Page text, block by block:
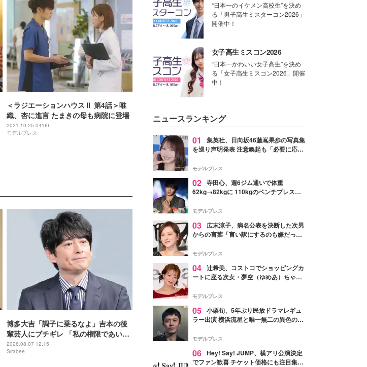
＜ラジエーションハウスⅡ 第4話＞唯
織、杏に進言 たまきの母も病院に登場
2021.10.25 04:00
モデルプレス
博多大吉「調子に乗るなよ」吉本の後
輩芸人にブチギレ 「私の権限であい
つ…」「もう、許さない」
2026.08.07 12:15
Sirabee
“日本一のイケメン高校生”を決め
る「男子高生ミスターコン2026」
開催中！
女子高生ミスコン2026
“日本一かわいい女子高生”を決め
る「女子高生ミスコン2026」開催
中！
ニュースランキング
01
集英社、日向坂46藤嶌果歩の写真集
を巡り声明発表 注意喚起も「必要に応じ
モデルプレス
02 寺田心、週6ジム通いで体重
62kg→82kgに 110kgのベンチプレス持
「かっこいい」と反響
モデルプレス
03
広末涼子、病名公表を決断した次男
からの言葉「言い訳にするのも嫌だっ
モデルプレス
04 辻希美、コストコでショッピングカ
ートに座る次女・夢空（ゆめあ）ちゃん
ぎ」「成長を感じる」の声
モデルプレス
05 小栗旬、5年ぶり民放ドラマレギュ
ラー出演 横浜流星と唯一無二の異色のバ
モデルプレス
06 Hey! Say! JUMP、横アリ公演決定
でファン歓喜 チケット価格にも注目集ま